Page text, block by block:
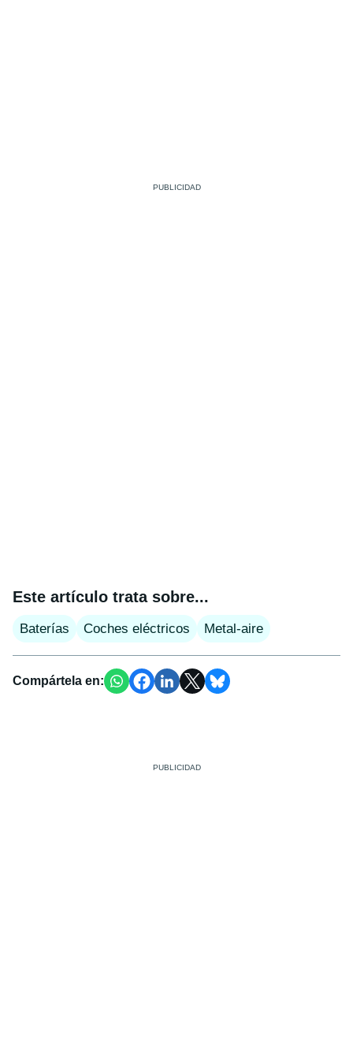
Este artículo trata sobre...
Baterías Coches eléctricos Metal-aire
Compártela en: